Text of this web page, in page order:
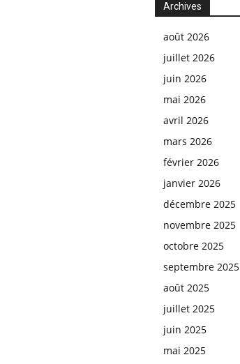
Archives
août 2026
juillet 2026
juin 2026
mai 2026
avril 2026
mars 2026
février 2026
janvier 2026
décembre 2025
novembre 2025
octobre 2025
septembre 2025
août 2025
juillet 2025
juin 2025
mai 2025